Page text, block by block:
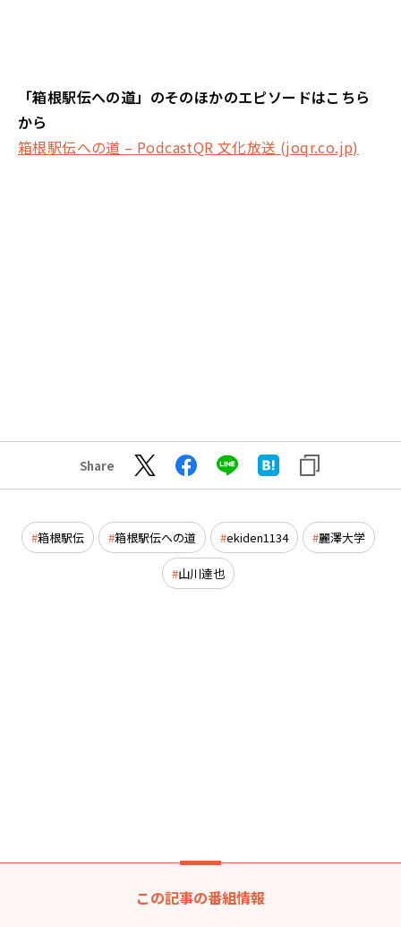
「箱根駅伝への道」のそのほかのエピソードはこちら
から
箱根駅伝への道 – PodcastQR 文化放送 (joqr.co.jp)
Share
箱根駅伝 箱根駅伝への道 ekiden1134 麗澤大学
山川達也
この記事の番組情報